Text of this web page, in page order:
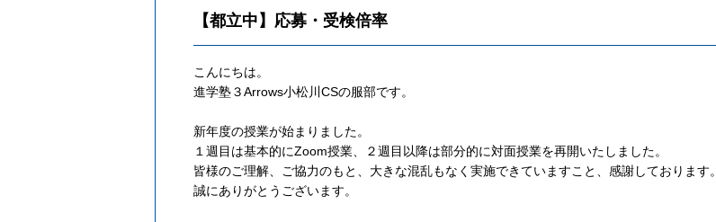
【都立中】応募・受検倍率
こんにちは。
進学塾３Arrows小松川CSの服部です。
新年度の授業が始まりました。
１週目は基本的にZoom授業、２週目以降は部分的に対面授業を再開いたしました。
皆様のご理解、ご協力のもと、大きな混乱もなく実施できていますこと、感謝しております。
誠にありがとうございます。